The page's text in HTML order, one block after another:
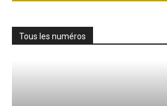
Tous les numéros